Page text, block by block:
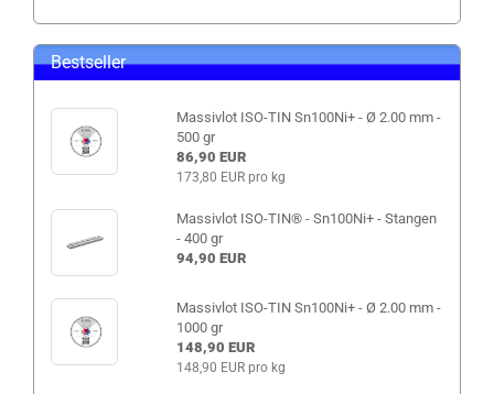
Bestseller
Massivlot ISO-TIN Sn100Ni+ - Ø 2.00 mm -
500 gr
86,90 EUR
173,80 EUR pro kg
Massivlot ISO-TIN® - Sn100Ni+ - Stangen
- 400 gr
94,90 EUR
Massivlot ISO-TIN Sn100Ni+ - Ø 2.00 mm -
1000 gr
148,90 EUR
148,90 EUR pro kg